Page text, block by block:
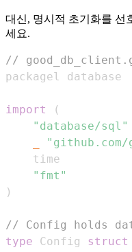
대신, 명시적 초기화를 선
세요.
//
import
(
"database/sql"
"fmt"
)
// Config holds
type Config struct